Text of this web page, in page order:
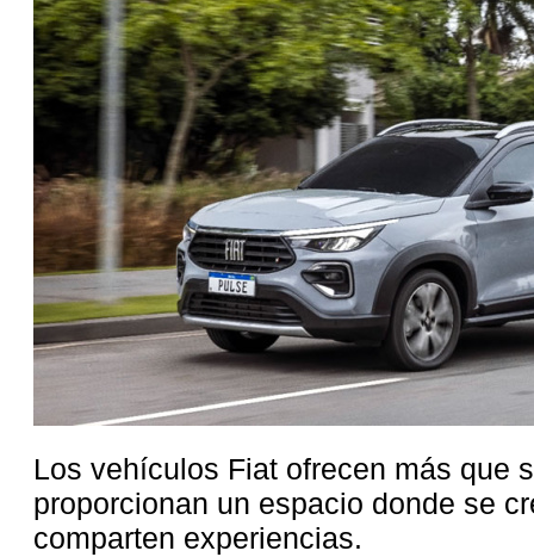
Los vehículos Fiat ofrecen más que
proporcionan un espacio donde se
comparten experiencias.